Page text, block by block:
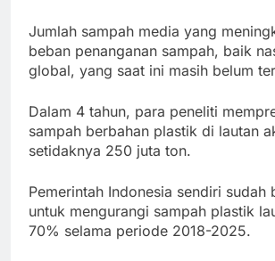
Jumlah sampah media yang
beban penanganan sampah, baik
global, yang saat ini masih belum
Dalam 4 tahun, para peneliti
sampah berbahan plastik di lautan
setidaknya 250 juta ton.
Pemerintah Indonesia sendiri sudah
untuk mengurangi sampah plastik
70% selama periode 2018-2025.